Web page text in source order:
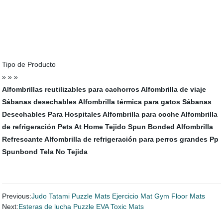
Tipo de Producto
» » »
Alfombrillas reutilizables para cachorros Alfombrilla de viaje
Sábanas desechables Alfombrilla térmica para gatos Sábanas
Desechables Para Hospitales Alfombrilla para coche Alfombrilla
de refrigeración Pets At Home Tejido Spun Bonded Alfombrilla
Refrescante Alfombrilla de refrigeración para perros grandes Pp
Spunbond Tela No Tejida
Previous:Judo Tatami Puzzle Mats Ejercicio Mat Gym Floor Mats
Next:Esteras de lucha Puzzle EVA Toxic Mats